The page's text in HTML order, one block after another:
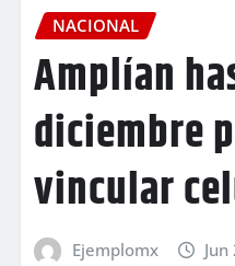
NACIONAL
Amplían
diciembre
vincular
Ejemplomx